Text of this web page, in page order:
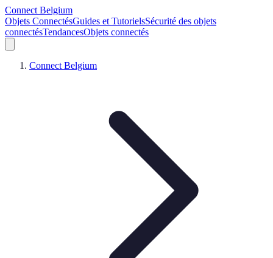
Connect Belgium
Objets ConnectésGuides et TutorielsSécurité des objets
connectésTendancesObjets connectés
Connect Belgium